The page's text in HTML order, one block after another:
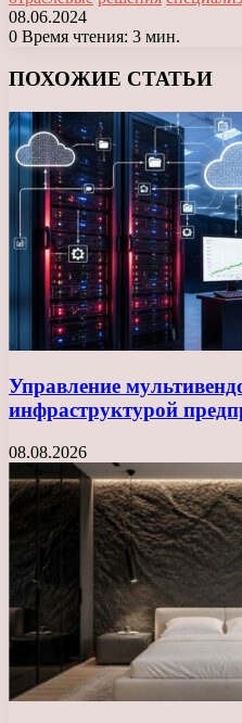
08.06.2024
0 Время чтения: 3 мин.
ПОХОЖИЕ СТАТЬИ
Управление
инфраструктурой
08.08.2026